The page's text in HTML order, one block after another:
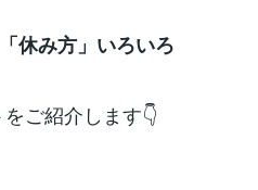
休み方」いろいろ
ご紹介します👇